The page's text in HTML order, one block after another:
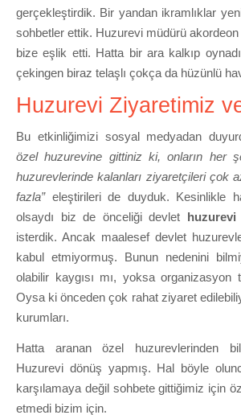
gerçekleştirdik. Bir yandan ikramlıklar
sohbetler ettik. Huzurevi müdürü akordeon
bize eşlik etti. Hatta bir ara kalkıp
çekingen biraz telaşlı çokça da hüzünlü
Huzurevi Ziyaretimiz
Bu etkinliğimizi sosyal medyadan
özel huzurevine gittiniz ki, onların her
huzurevlerinde kalanları ziyaretçileri çok
fazla”eleştirileri de duyduk. Kesinlikle
olsaydı biz de önceliği devlet huzurevi
isterdik. Ancak maalesef devlet
kabul etmiyormuş. Bunun nedenini
olabilir kaygısı mı, yoksa organizasyon
Oysa ki önceden çok rahat ziyaret
kurumları.
Hatta aranan özel huzurevlerinden
Huzurevi dönüş yapmış. Hal böyle
karşılamaya değil sohbete gittiğimiz için
etmedi bizim için.